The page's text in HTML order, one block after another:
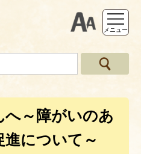
支援ツー
メニュー
～障がいのあ
について～